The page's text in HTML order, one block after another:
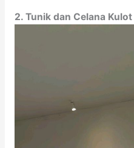
2. Tunik dan Celana